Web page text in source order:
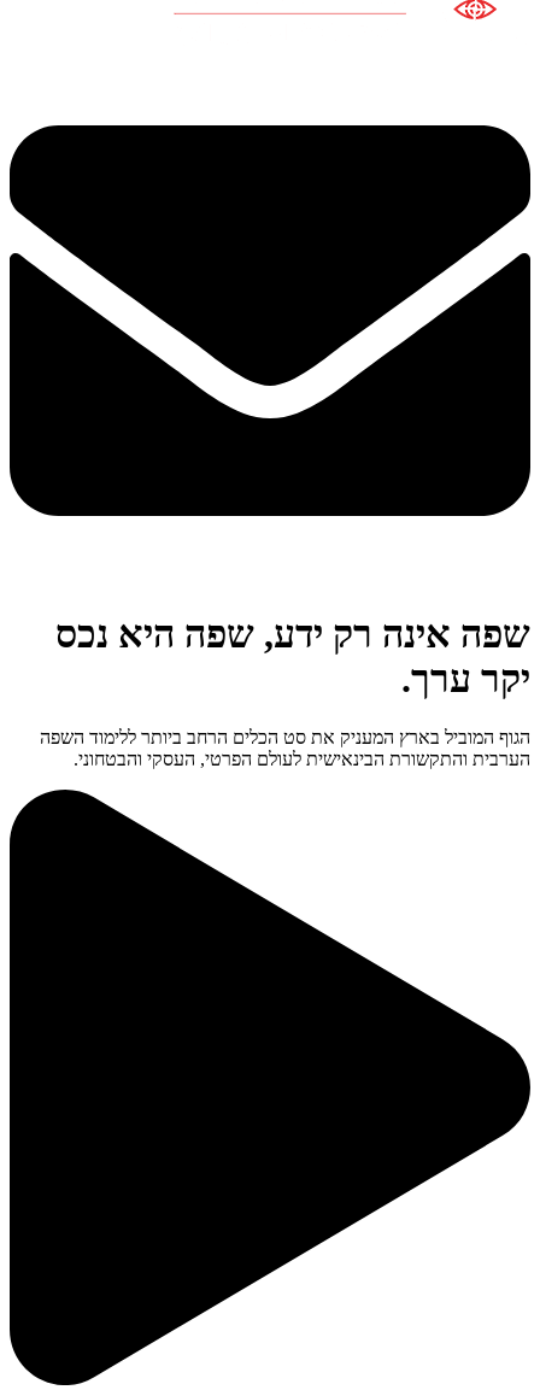
שפה אינה רק ידע, שפה היא נכס
יקר ערך.
הגוף המוביל בארץ המעניק את סט הכלים הרחב ביותר ללימוד השפה
הערבית והתקשורת הבינאישית לעולם הפרטי, העסקי והבטחוני.